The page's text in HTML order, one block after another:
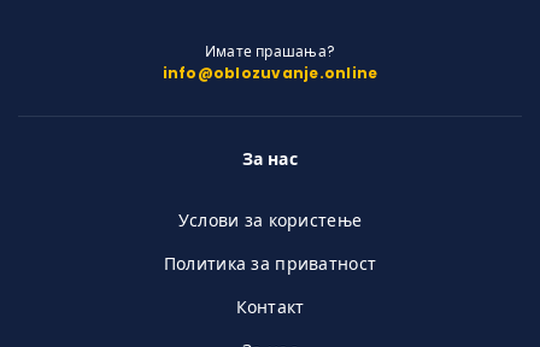
Имате прашања?
info@oblozuvanje.online
За нас
Услови за користење
Политика за приватност
Контакт